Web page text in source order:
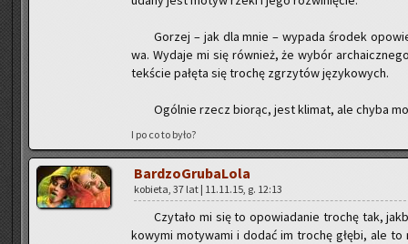
Go­rzej – jak dla mnie – wy­pa­da śro­dek
wa. Wy­da­je mi się rów­nież, że wybór
tek­ście pa­łę­ta się tro­chę zgrzy­tów ję­zy­ko­wych.
Ogól­nie rzecz bio­rąc, jest kli­mat, ale chyba
I po co to było?
Bar­dzo­Gru­ba­Lo­la
ko­bie­ta, 37 lat | 11.11.15, g. 12:13
Czy­ta­ło mi się to opo­wia­da­nie tro­chę tak,
ko­wy­mi mo­ty­wa­mi i dodać im tro­chę głębi, ale